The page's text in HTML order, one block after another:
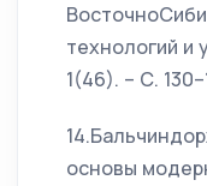
технологий и
1(46). – С.
основы